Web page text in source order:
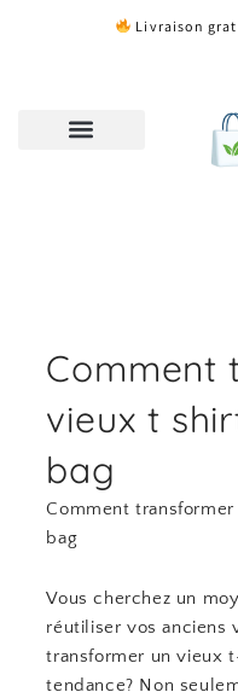
Livraison
Comment
vieux t
bag
Comment
bag
Vous cherchez un
réutiliser vos anciens
transformer un vieux
tendance? Non